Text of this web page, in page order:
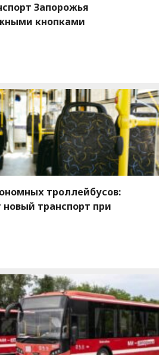
Запорожья
кнопками
троллейбусов:
транспорт при